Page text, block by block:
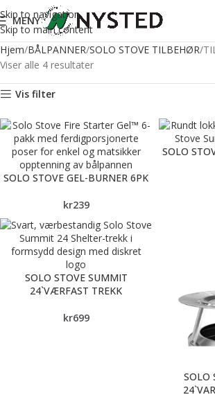
Skip to navigation
Skip to main content
MENY
Hjem BÅLPANNER SOLO STOVE TILBEHØR
Viser alle 4 resultater
Vis filter
SOLO STOVE GEL-BURNER 6PK
kr239
SOLO
SOLO STOVE SUMMIT
24`VÆRFAST TREKK
kr699
SOLO